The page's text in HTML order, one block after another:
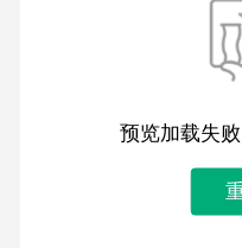
预览加载失